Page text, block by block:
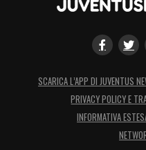
SCARICA L’APP DI JUVENTUS
PRIVACY POLICY E
INFORMATIVA